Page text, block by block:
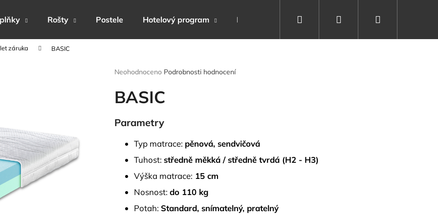
Rošty Postele Hotelový program Dárkové poukazy Vše o spánku
Přihlášení
záruka BASIC
Průměrné
produktu
je
z
5
Neohodnoceno Podrobnosti hodnocení
BASIC
Parametry
Typ matrace: pěnová, sendvičová
Tuhost: středně měkká / středně tvrdá (H2 - H3)
Výška matrace: 15 cm
Nosnost: do 110 kg
Potah: Standard, snímatelný, pratelný
Co potřebujete najít?
HLEDAT
Doporučujeme